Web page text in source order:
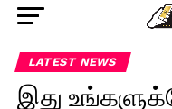
LATEST NEWS
இது